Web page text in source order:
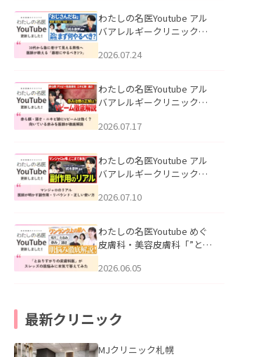
説」を公開いたしました。
わたしの名医Youtube アル
バアレルギークリニック札
える男性へ｜医師が教える
公開いたしました。
2026.07.24
わたしの名医Youtube アル
バアレルギークリニック札
跡にVビームは効く？向いて
説」を公開いたしました。
2026.07.17
わたしの名医Youtube アル
バアレルギークリニック札
医師が明かす副作用・リバ
公開いたしました。
2026.07.10
わたしの名医Youtube めぐ
皮膚科・美容皮膚科「”とお
ッズの肌悩みに本気で答え
2026.06.05
最新クリニック
MJクリニック札幌